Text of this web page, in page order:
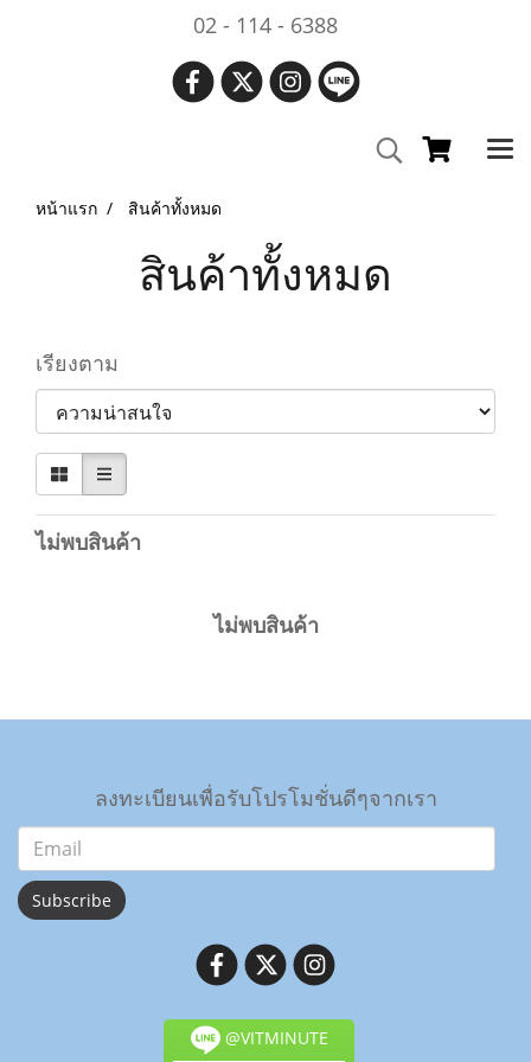
02 - 114 - 6388
หน้าแรก สินค้าทั้งหมด
สินค้าทั้งหมด
เรียงตาม
ไม่พบสินค้า
ไม่พบสินค้า
ลงทะเบียนเพื่อรับโปรโมชั่นดีๆจากเรา
Subscribe
@VITMINUTE